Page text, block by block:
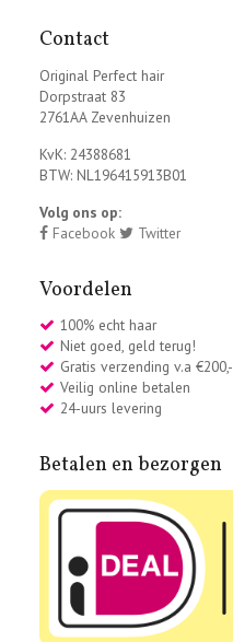
Contact
Original Perfect hair
Dorpstraat 83
2761AA Zevenhuizen
KvK: 24388681
BTW: NL196415913B01
Volg ons op:
Facebook
Twitter
Voordelen
100% echt haar
Niet goed, geld terug!
Gratis verzending v.a €200,-
Veilig online betalen
24-uurs levering
Betalen en bezorgen